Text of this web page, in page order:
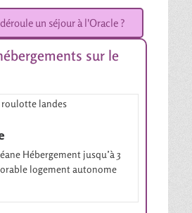
un séjour à l'Oracle ?
sur le
Hébergement jusqu’à 3
logement autonome